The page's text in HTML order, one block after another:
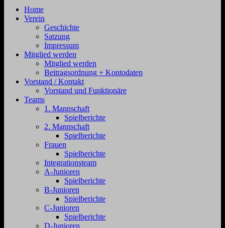
Zehdenick
Jahnstraße
Zehdenick
Home
Verein
Geschichte
Satzung
Impressum
Mitglied werden
Mitglied werden
Beitragsordnung + Kontodaten
Vorstand / Kontakt
Vorstand und Funktionäre
Teams
1. Mannschaft
Spielberichte
2. Mannschaft
Spielberichte
Frauen
Spielberichte
Integrationsteam
A-Junioren
Spielberichte
B-Junioren
Spielberichte
C-Junioren
Spielberichte
D-Junioren